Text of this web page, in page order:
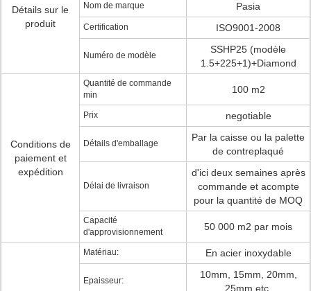
Détails sur le
produit
Nom de marque Pasia
Certification ISO9001-2008
Numéro de modèle
SSHP25 (modèle
1.5+225+1)+Diamond
Conditions de
paiement et
expédition
Quantité de commande
min
100 m2
Prix negotiable
Détails d'emballage
Par la caisse ou la palette
de contreplaqué
Délai de livraison
d'ici deux semaines après
commande et acompte
pour la quantité de MOQ
Capacité
d'approvisionnement
50 000 m2 par mois
Matériau: En acier inoxydable
Epaisseur:
10mm, 15mm, 20mm,
25mm etc.